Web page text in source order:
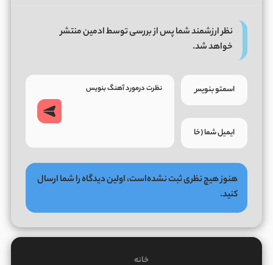
نظر ارزشمند شما پس از بررسی توسط ادمین منتشر
خواهد شد.
هنوز هیچ نظری ثبت نشده‌است، اولین دیدگاه را شما ارسال
کنید.
خانه